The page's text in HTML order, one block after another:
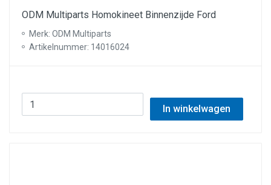
ODM Multiparts Homokineet Binnenzijde Ford
Merk: ODM Multiparts
Artikelnummer: 14016024
In winkelwagen